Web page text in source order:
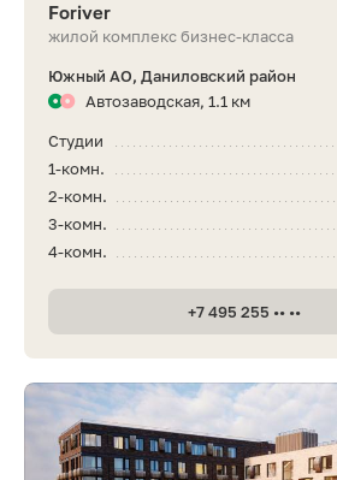
Foriver
жилой комплекс бизнес-класса
Южный АО, Даниловский район
Автозаводская, 1.1 км
Студии
1-комн.
2-комн.
3-комн.
4-комн.
+7 495 255 •• ••